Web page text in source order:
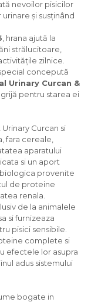
nevoilor pisicilor
și susținând
, hrana ajută la
strălucitoare,
zilnice.
concepută
Urinary Curcan &
pentru starea ei
Curcan si
fara cereale,
aparatului
si un aport
provenite
de proteine
renala.
de la animalele
si furnizeaza
pisici sensibile.
​​complete si
efectele lor asupra
adus sistemului
bogate in